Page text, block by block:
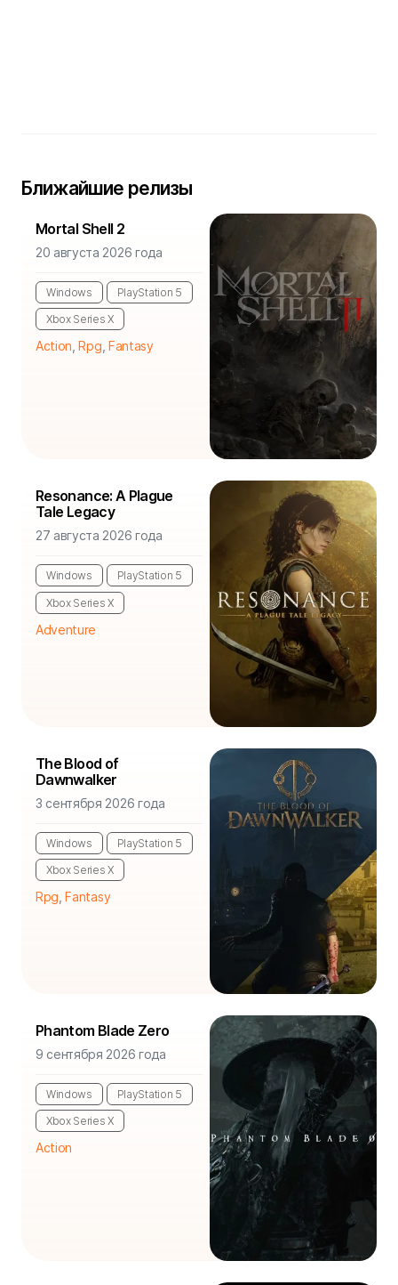
Ближайшие релизы
Mortal Shell 2
20 августа 2026 года
Windows PlayStation 5
Xbox Series X
Action ,Rpg Fantasy
Resonance: A Plague
Tale Legacy
27 августа 2026 года
Windows PlayStation 5
Xbox Series X
Adventure
The Blood of
Dawnwalker
3 сентября 2026 года
Windows PlayStation 5
Xbox Series X
Rpg ,Fantasy
Phantom Blade Zero
9 сентября 2026 года
Windows PlayStation 5
Xbox Series X
Action